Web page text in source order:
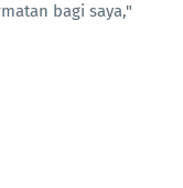
bagi saya,"